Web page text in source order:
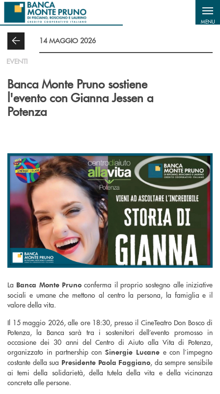
Salta al contenuto principale
MENU
14 MAGGIO 2026
EVENTI
Banca Monte Pruno sostiene
l'evento con Gianna Jessen a
Potenza
La Banca Monte Pruno conferma il proprio sostegno alle iniziative
sociali e umane che mettono al centro la persona, la famiglia e il
valore della vita.
Il 15 maggio 2026, alle ore 18:30, presso il CineTeatro Don Bosco di
Potenza, la Banca sarà tra i sostenitori dell’evento promosso in
occasione dei 30 anni del Centro di Aiuto alla Vita di Potenza,
organizzato in partnership con Sinergie Lucanee con l’impegno
costante della sua Presidente Paola Faggiano, da sempre sensibile
ai temi della solidarietà, della tutela della vita e della vicinanza
concreta alle persone.